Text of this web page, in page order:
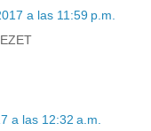
a las 11:59 p.m.
a las 12:32 a.m.